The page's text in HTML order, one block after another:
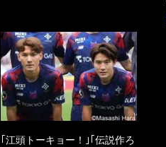
｢江頭トーキョー！｣｢伝説作ろ